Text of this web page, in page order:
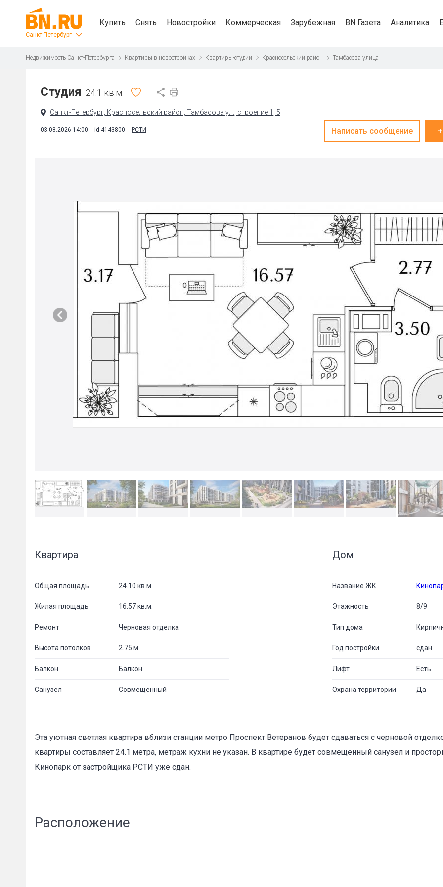
Санкт-Петербург
Купить Снять Новостройки Коммерческая Зарубежная BN Газета Аналитика
Недвижимость Санкт-Петербурга Квартиры в новостройках Квартиры-студии Красносельский район Тамбасова улица
Студия 24.1 кв.м.
Санкт-Петербург, Красносельский район, Тамбасова ул., строение 1, 5
03.08.2026 14:00 id 4143800 РСТИ Написать сообщение
Квартира
Общая площадь 24.10 кв.м.
Жилая площадь 16.57 кв.м.
Ремонт Черновая отделка
Высота потолков 2.75 м.
Балкон Балкон
Санузел Совмещенный
Дом
Название ЖК
Этажность 8/9
Тип дома
Год постройки сдан
Лифт Есть
Охрана территории Да
Эта уютная светлая квартира вблизи станции метро Проспект Ветеранов будет сдаваться с черновой
квартиры составляет 24.1 метра, метраж кухни не указан. В квартире будет совмещенный санузел и
Кинопарк от застройщика РСТИ уже сдан.
Расположение